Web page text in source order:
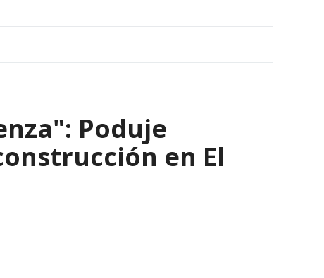
Poduje
en El